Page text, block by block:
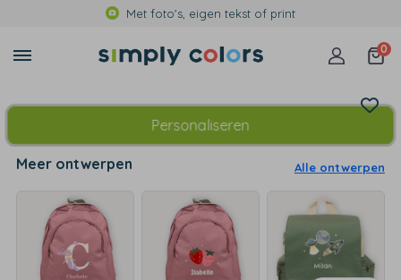
Met foto's, eigen tekst of print
0
Personaliseren
Meer ontwerpen Alle ontwerpen